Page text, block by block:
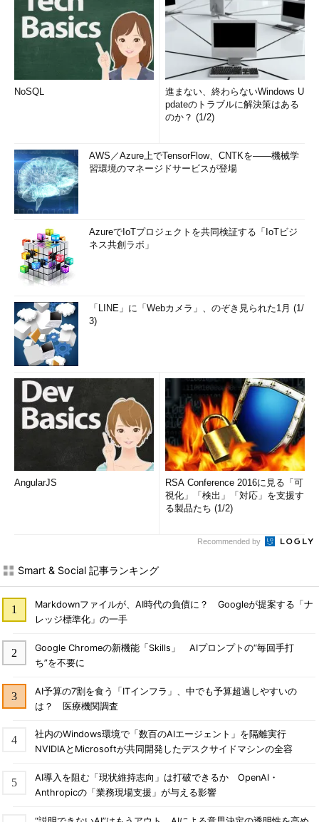
NoSQL
進まない、終わらないWindows U
pdateのトラブルに解決策はある
のか？ (1/2)
AWS／Azure上でTensorFlow、CNTKを――機械学
習環境のマネージドサービスが登場
AzureでIoTプロジェクトを共同検証する「IoTビジ
ネス共創ラボ」
「LINE」に「Webカメラ」、のぞき見られた1月 (1/
3)
AngularJS
RSA Conference 2016に見る「可
視化」「検出」「対応」を支援す
る製品たち (1/2)
Recommended by
Smart & Social 記事ランキング
Markdownファイルが、AI時代の負債に？ Googleが提案する「ナ
レッジ標準化」の一手
Google Chromeの新機能「Skills」 AIプロンプトの“毎回手打
ち”を不要に
AI予算の7割を食う「ITインフラ」、中でも予算超過しやすいの
は？ 医療機関調査
社内のWindows環境で「数百のAIエージェント」を隔離実行
NVIDIAとMicrosoftが共同開発したデスクサイドマシンの全容
AI導入を阻む「現状維持志向」は打破できるか OpenAI・
Anthropicの「業務現場支援」が与える影響